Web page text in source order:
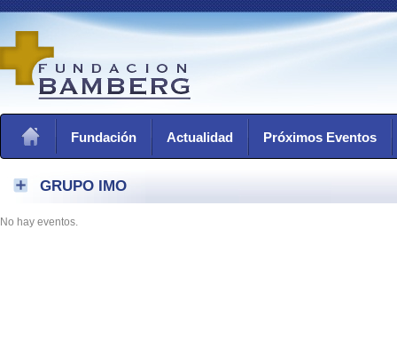
Fundación Actualidad Próximos Eventos
GRUPO IMO
No hay eventos.